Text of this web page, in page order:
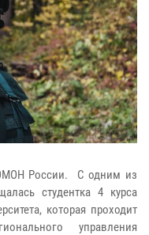
России. С одним из
студентка 4 курса
которая проходит
управления